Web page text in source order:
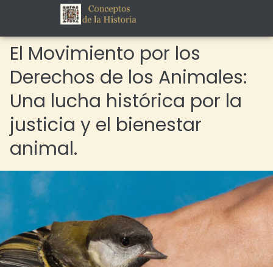
El Movimiento por los
Derechos de los Animales:
Una lucha histórica por la
justicia y el bienestar
animal.